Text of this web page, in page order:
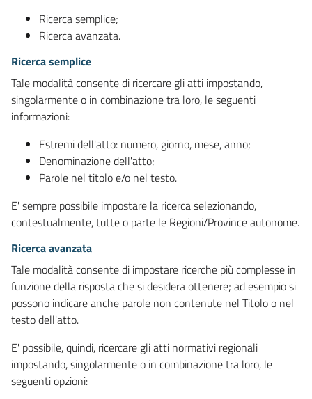
Ricerca semplice;
Ricerca avanzata.
Ricerca semplice
Tale modalità consente di ricercare gli atti impostando,
singolarmente o in combinazione tra loro, le seguenti
informazioni:
Estremi dell'atto: numero, giorno, mese, anno;
Denominazione dell'atto;
Parole nel titolo e/o nel testo.
E' sempre possibile impostare la ricerca selezionando,
contestualmente, tutte o parte le Regioni/Province autonome.
Ricerca avanzata
Tale modalità consente di impostare ricerche più complesse in
funzione della risposta che si desidera ottenere; ad esempio si
possono indicare anche parole non contenute nel Titolo o nel
testo dell'atto.
E' possibile, quindi, ricercare gli atti normativi regionali
impostando, singolarmente o in combinazione tra loro, le
seguenti opzioni: